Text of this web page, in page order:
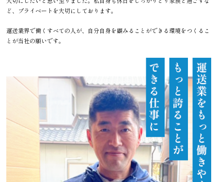
ど、プライベートを大切にしております。
運送業界で働くすべての人が、自分自身を顧みることができる環境をつくるこ
とが当社の願いです。